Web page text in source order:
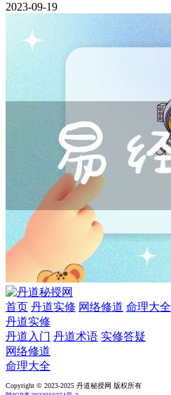
2023-09-19
首页 丹道实修 网络修道 命理大全
丹道实修
丹道入门 丹道术语 实修答疑
网络修道
命理大全
Copyright © 2023-2025 丹道秘授网 版权所有